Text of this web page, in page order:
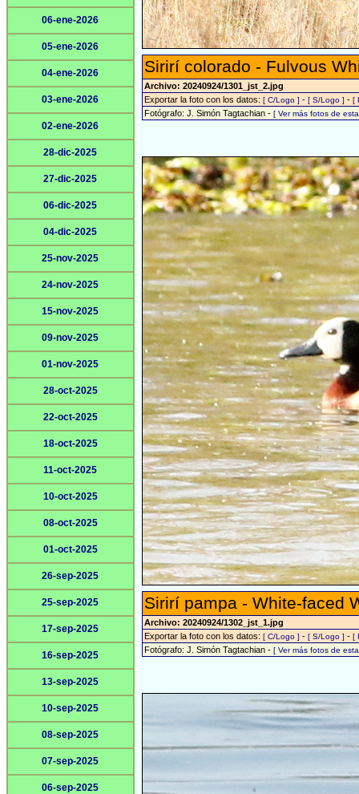
06-ene-2026
05-ene-2026
04-ene-2026
03-ene-2026
02-ene-2026
28-dic-2025
27-dic-2025
06-dic-2025
04-dic-2025
25-nov-2025
24-nov-2025
15-nov-2025
09-nov-2025
01-nov-2025
28-oct-2025
22-oct-2025
18-oct-2025
11-oct-2025
10-oct-2025
08-oct-2025
01-oct-2025
26-sep-2025
25-sep-2025
17-sep-2025
16-sep-2025
13-sep-2025
10-sep-2025
08-sep-2025
07-sep-2025
06-sep-2025
Sirirí colorado - Fulvous
Archivo: 20240924/1301_jst_2.jpg
Exportar la foto con los datos: [ C/Logo ] - [ S/Logo ] - [
Fotógrafo: J. Simón Tagtachian - [ Ver más fotos de
Sirirí pampa - White-faced
Archivo: 20240924/1302_jst_1.jpg
Exportar la foto con los datos: [ C/Logo ] - [ S/Logo ] - [
Fotógrafo: J. Simón Tagtachian - [ Ver más fotos de